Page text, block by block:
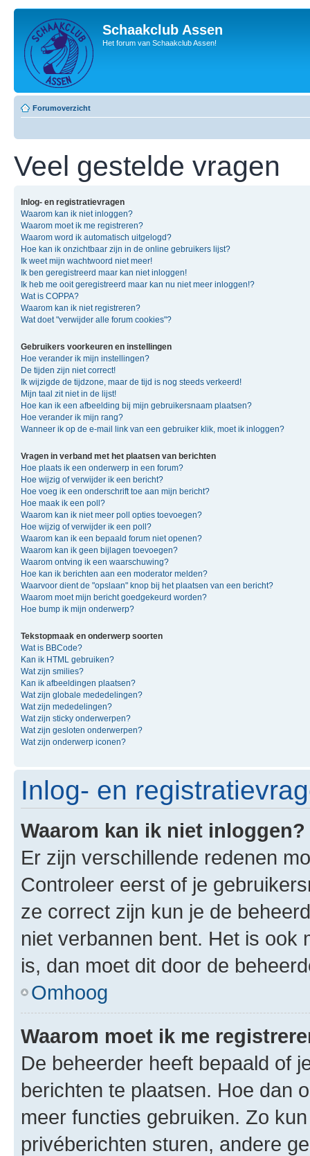
Schaakclub Assen
Het forum van Schaakclub Assen!
Forumoverzicht
Veel gestelde vragen
Inlog- en registratievragen
Waarom kan ik niet inloggen?
Waarom moet ik me registreren?
Waarom word ik automatisch uitgelogd?
Hoe kan ik onzichtbaar zijn in de online gebruikers lijst?
Ik weet mijn wachtwoord niet meer!
Ik ben geregistreerd maar kan niet inloggen!
Ik heb me ooit geregistreerd maar kan nu niet meer inloggen!?
Wat is COPPA?
Waarom kan ik niet registreren?
Wat doet "verwijder alle forum cookies"?
Gebruikers voorkeuren en instellingen
Hoe verander ik mijn instellingen?
De tijden zijn niet correct!
Ik wijzigde de tijdzone, maar de tijd is nog steeds verkeerd!
Mijn taal zit niet in de lijst!
Hoe kan ik een afbeelding bij mijn gebruikersnaam plaatsen?
Hoe verander ik mijn rang?
Wanneer ik op de e-mail link van een gebruiker klik, moet ik inloggen?
Vragen in verband met het plaatsen van berichten
Hoe plaats ik een onderwerp in een forum?
Hoe wijzig of verwijder ik een bericht?
Hoe voeg ik een onderschrift toe aan mijn bericht?
Hoe maak ik een poll?
Waarom kan ik niet meer poll opties toevoegen?
Hoe wijzig of verwijder ik een poll?
Waarom kan ik een bepaald forum niet openen?
Waarom kan ik geen bijlagen toevoegen?
Waarom ontving ik een waarschuwing?
Hoe kan ik berichten aan een moderator melden?
Waarvoor dient de "opslaan" knop bij het plaatsen van een bericht?
Waarom moet mijn bericht goedgekeurd worden?
Hoe bump ik mijn onderwerp?
Tekstopmaak en onderwerp soorten
Wat is BBCode?
Kan ik HTML gebruiken?
Wat zijn smilies?
Kan ik afbeeldingen plaatsen?
Wat zijn globale mededelingen?
Wat zijn mededelingen?
Wat zijn sticky onderwerpen?
Wat zijn gesloten onderwerpen?
Wat zijn onderwerp iconen?
Inlog- en
Waarom kan ik niet inloggen?
Er zijn verschillende redenen
Controleer eerst of je
ze correct zijn kun je de
niet verbannen bent. Het is ook
is, dan moet dit door de
Omhoog
Waarom moet ik me
De beheerder heeft bepaald of
berichten te plaatsen. Hoe dan
meer functies gebruiken. Zo
privéberichten sturen, andere